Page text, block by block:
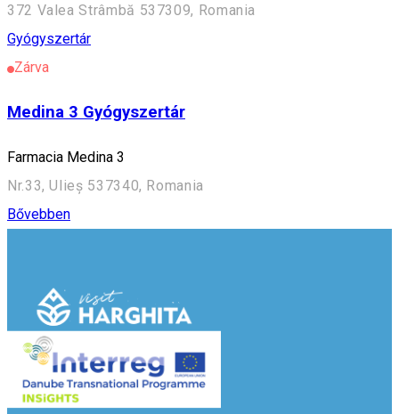
372 Valea Strâmbă 537309, Romania
Gyógyszertár
Zárva
Medina 3 Gyógyszertár
Farmacia Medina 3
Nr.33, Ulieș 537340, Romania
Bővebben